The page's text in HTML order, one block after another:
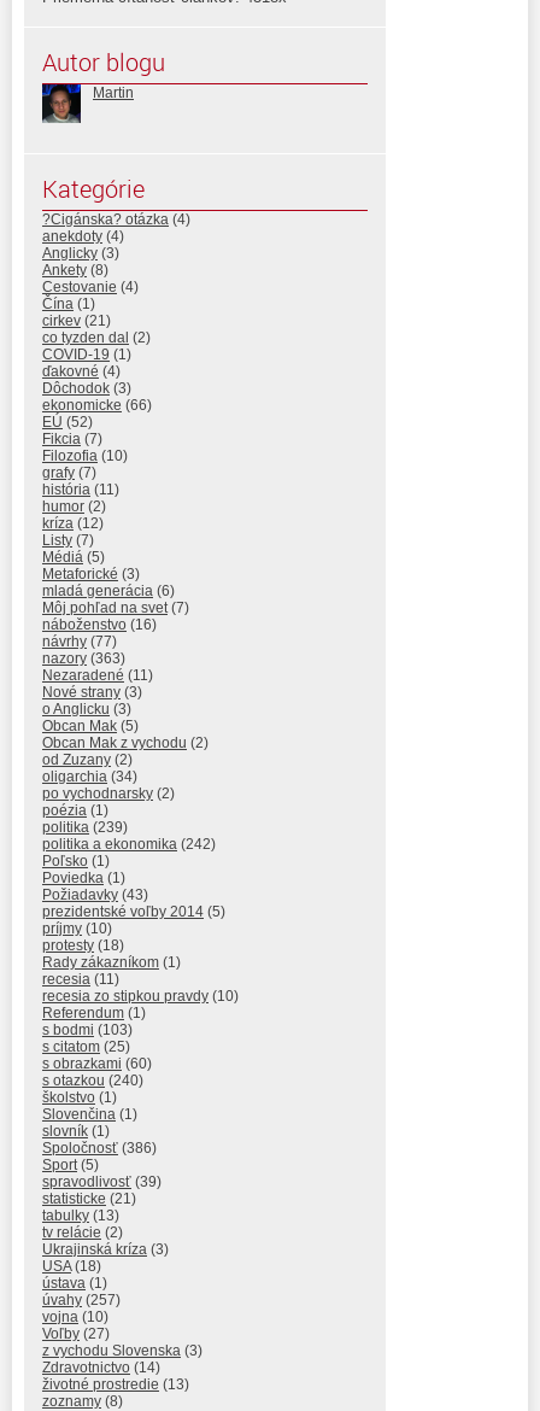
Autor blogu
Martin
Kategórie
?Cigánska? otázka (4)
anekdoty (4)
Anglicky (3)
Ankety (8)
Cestovanie (4)
Čína (1)
cirkev (21)
co tyzden dal (2)
COVID-19 (1)
ďakovné (4)
Dôchodok (3)
ekonomicke (66)
EÚ (52)
Fikcia (7)
Filozofia (10)
grafy (7)
história (11)
humor (2)
kríza (12)
Listy (7)
Médiá (5)
Metaforické (3)
mladá generácia (6)
Môj pohľad na svet (7)
náboženstvo (16)
návrhy (77)
nazory (363)
Nezaradené (11)
Nové strany (3)
o Anglicku (3)
Obcan Mak (5)
Obcan Mak z vychodu (2)
od Zuzany (2)
oligarchia (34)
po vychodnarsky (2)
poézia (1)
politika (239)
politika a ekonomika (242)
Poľsko (1)
Poviedka (1)
Požiadavky (43)
prezidentské voľby 2014 (5)
príjmy (10)
protesty (18)
Rady zákazníkom (1)
recesia (11)
recesia zo stipkou pravdy (10)
Referendum (1)
s bodmi (103)
s citatom (25)
s obrazkami (60)
s otazkou (240)
školstvo (1)
Slovenčina (1)
slovník (1)
Spoločnosť (386)
Sport (5)
spravodlivosť (39)
statisticke (21)
tabulky (13)
tv relácie (2)
Ukrajinská kríza (3)
USA(18)
ústava (1)
úvahy (257)
vojna (10)
Voľby (27)
z vychodu Slovenska (3)
Zdravotnictvo (14)
životné prostredie (13)
zoznamy (8)